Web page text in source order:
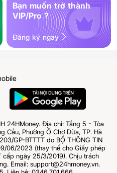
Bạn muốn trở thành
VIP/Pro ?
Đăng ký ngay
24HMoney. Địa chỉ: Tầng 5 - Tòa
Cầu, Phường Ô Chợ Dừa, TP. Hà
GP-BTTTT do BỘ THÔNG TIN
06/2023 (thay thế cho Giấy phép
cấp ngày 25/3/2019). Chịu trách
Email: support@24hmoney.vn.